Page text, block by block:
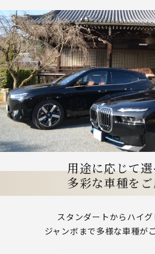
用途に応じて選
多彩な車種を
スタンダートからハイグ
ジャンボまで多様な車種が